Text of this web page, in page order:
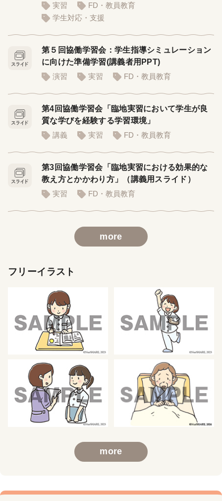
実習
FD・教員教育
学生対応・支援
第５回協働学習会：学生指導シミュレーション
に向けた準備学習(講義者用PPT)
演習
実習 FD・教員教育
第4回協働学習会「臨地実習において学生が良
質な学びを経験する学習環境」
講義
実習 FD・教員教育
第3回協働学習会「臨地実習における効果的な
教え方とかかわり方」（講義用スライド）
実習
FD・教員教育
more
フリーイラスト
more